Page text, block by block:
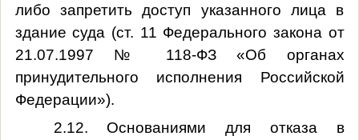
либо запретить доступ указанного лица в
здание суда (ст. 11 Федерального закона от
21.07.1997 № 118-ФЗ «Об органах
принудительного исполнения Российской
Федерации»).
2.12. Основаниями для отказа в